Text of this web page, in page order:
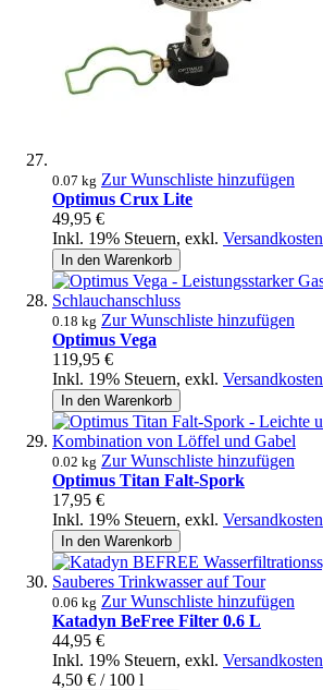
0.07 kg Zur Wunschliste hinzufügen
Optimus Crux Lite
49,95 €
Inkl. 19% Steuern, exkl. Versandkosten
In den Warenkorb
0.18 kg Zur Wunschliste hinzufügen
Optimus Vega
119,95 €
Inkl. 19% Steuern, exkl. Versandkosten
In den Warenkorb
0.02 kg Zur Wunschliste hinzufügen
Optimus Titan Falt-Spork
17,95 €
Inkl. 19% Steuern, exkl. Versandkosten
In den Warenkorb
0.06 kg Zur Wunschliste hinzufügen
Katadyn BeFree Filter 0.6 L
44,95 €
Inkl. 19% Steuern, exkl. Versandkosten
4,50 € / 100 l